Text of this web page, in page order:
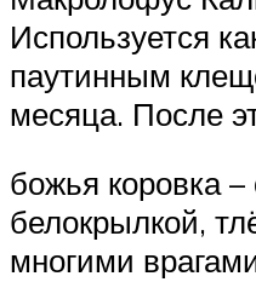
Используется
паутинным
месяца. После
божья коровка
белокрылкой,
многими